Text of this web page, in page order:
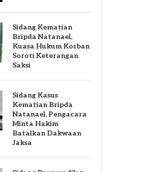
Sidang Kematian
Bripda Natanael,
Kuasa Hukum Korban
Soroti Keterangan
Saksi
Sidang Kasus
Kematian Bripda
Natanael, Pengacara
Minta Hakim
Batalkan Dakwaan
Jaksa